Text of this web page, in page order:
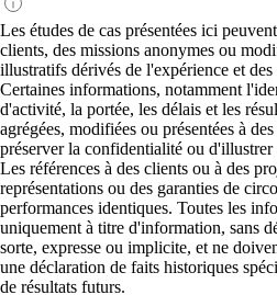
Les études de cas présentées ici
clients, des missions anonymes ou
illustratifs dérivés de l'expérience et des
Certaines informations, notamment
d'activité, la portée, les délais et les
agrégées, modifiées ou présentées à
préserver la confidentialité ou d'illustrer
Les références à des clients ou à des
représentations ou des garanties de
performances identiques. Toutes les
uniquement à titre d'information, sans
sorte, expresse ou implicite, et ne
une déclaration de faits historiques
de résultats futurs.